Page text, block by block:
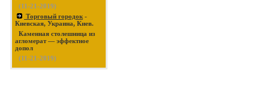
(11-21-2019)
Торговый городок -
Киевская, Украина, Киев.
Каменная столешница из
агломерат — эффектное
допол
(11-21-2019)